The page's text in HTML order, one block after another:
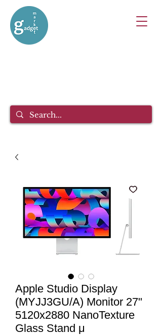
Apple Studio Display
(MYJJ3GU/A) Monitor 27"
5120x2880 NanoTexture
Glass Stand μ